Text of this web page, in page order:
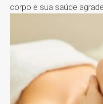
corpo e sua saúde